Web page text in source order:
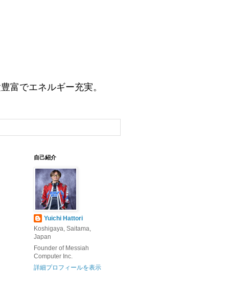
富でエネルギー充実。
自己紹介
Yuichi Hattori
Koshigaya, Saitama,
Japan
Founder of Messiah
Computer Inc.
詳細プロフィールを表示